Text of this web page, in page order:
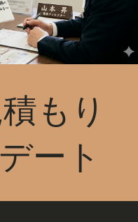
もり
ート